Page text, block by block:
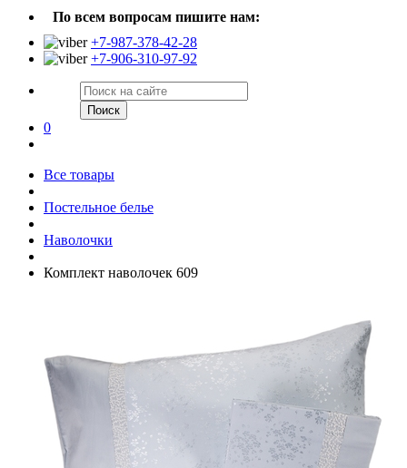
По всем вопросам пишите нам:
+7-987-378-42-28
+7-906-310-97-92
Поиск
0
Все товары
Постельное белье
Наволочки
Комплект наволочек 609